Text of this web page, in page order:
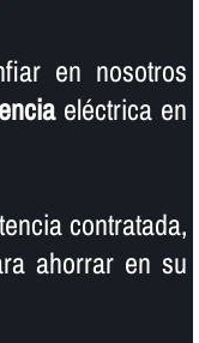
en nosotros
eléctrica en
contratada,
ahorrar en su